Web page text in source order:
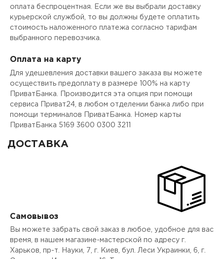
оплата беспроцентная. Если же вы выбрали доставку
курьерской службой, то вы должны будете оплатить
стоимость наложенного платежа согласно тарифам
выбранного перевозчика.
Оплата на карту
Для удешевления доставки вашего заказа вы можете
осуществить предоплату в размере 100% на карту
ПриватБанка. Производится эта опция при помощи
сервиса Приват24, в любом отделении банка либо при
помощи терминалов ПриватБанка. Номер карты
ПриватБанка 5169 3600 0300 3211
ДОСТАВКА
Самовывоз
Вы можете забрать свой заказ в любое, удобное для вас
время, в нашем магазине-мастерской по адресу г.
Харьков, пр-т. Науки, 7, г. Киев, бул. Леси Украинки, 6, г.